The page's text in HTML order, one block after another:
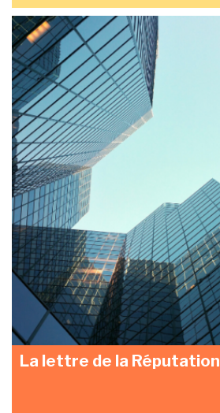
La lettre de la Réputation